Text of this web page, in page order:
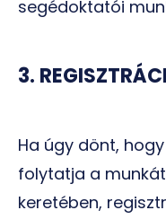
segédoktatói
3.
Ha úgy dönt,
folytatja a
keretében,